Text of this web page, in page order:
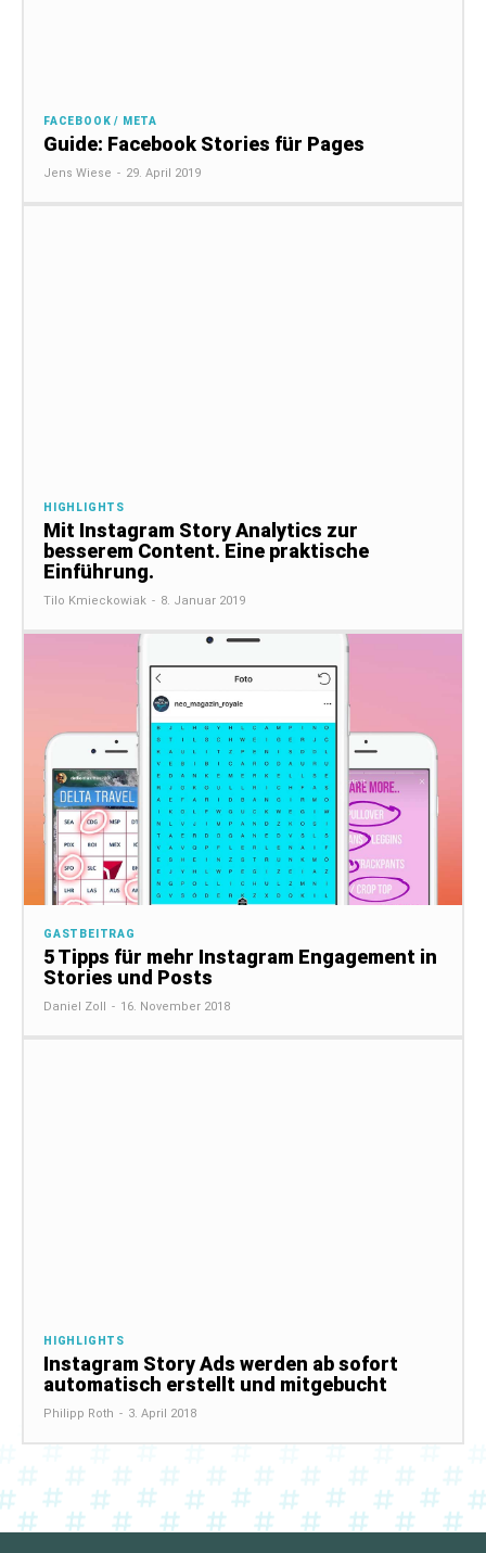
FACEBOOK / META
Guide: Facebook Stories für Pages
Jens Wiese - 29. April 2019
HIGHLIGHTS
Mit Instagram Story Analytics zur
besserem Content. Eine praktische
Einführung.
Tilo Kmieckowiak - 8. Januar 2019
GASTBEITRAG
5 Tipps für mehr Instagram Engagement in
Stories und Posts
Daniel Zoll - 16. November 2018
HIGHLIGHTS
Instagram Story Ads werden ab sofort
automatisch erstellt und mitgebucht
Philipp Roth - 3. April 2018